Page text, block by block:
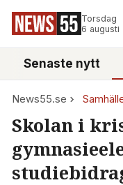
Torsdag
6 augusti
Senaste nytt
News55.se
Skolan i